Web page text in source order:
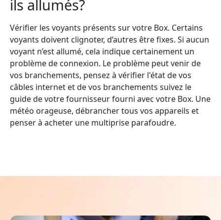
ils allumés?
Vérifier les voyants présents sur votre Box. Certains
voyants doivent clignoter, d’autres être fixes. Si aucun
voyant n’est allumé, cela indique certainement un
problème de connexion. Le problème peut venir de
vos branchements, pensez à vérifier l'état de vos
câbles internet et de vos branchements suivez le
guide de votre fournisseur fourni avec votre Box. Une
météo orageuse, débrancher tous vos appareils et
penser à acheter une multiprise parafoudre.